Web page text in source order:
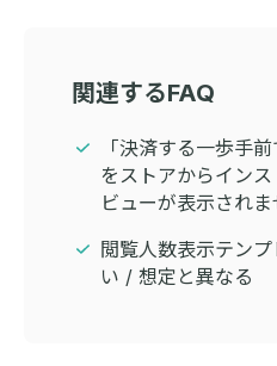
関連するFAQ
「決済する一歩手
をストアからイン
ビューが表示されま
閲覧人数表示テン
い / 想定と異なる